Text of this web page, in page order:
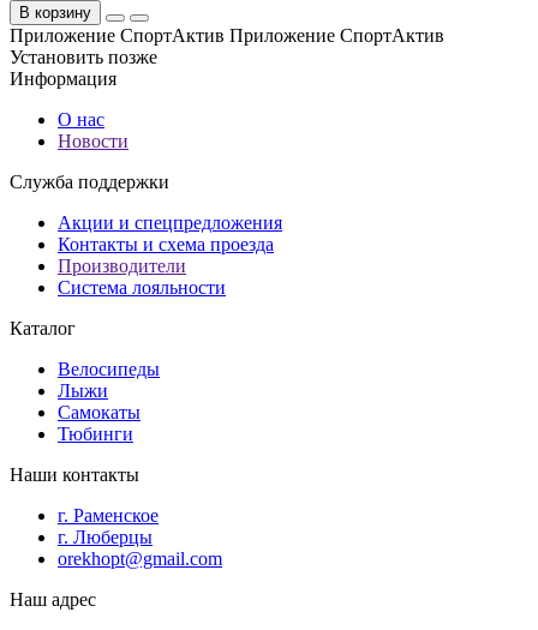
В корзину
Приложение СпортАктив Приложение СпортАктив
Установить позже
Информация
О нас
Новости
Служба поддержки
Акции и спецпредложения
Контакты и схема проезда
Производители
Система лояльности
Каталог
Велосипеды
Лыжи
Самокаты
Тюбинги
Наши контакты
г. Раменское
г. Люберцы
orekhopt@gmail.com
Наш адрес